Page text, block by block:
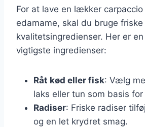
For at lave en lækker
edamame, skal du bruge friske
kvalitetsingredienser. Her er
vigtigste ingredienser:
Råt kød eller fisk: Vælg
laks eller tun som basis
Radiser: Friske radiser
og en let krydret smag.